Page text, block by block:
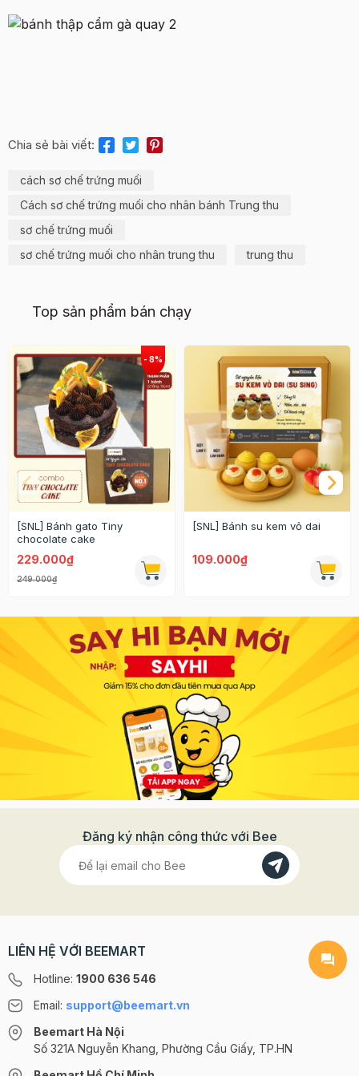
Chia sẻ bài viết:
cách sơ chế trứng muối
Cách sơ chế trứng muối cho nhân bánh Trung thu
sơ chế trứng muối
sơ chế trứng muối cho nhân trung thu
trung thu
Top sản phẩm bán chạy
[SNL] Bánh gato Tiny
chocolate cake
229.000₫
249.000₫
[SNL] Bánh su kem vỏ dai
109.000₫
Đăng ký nhận công thức với Bee
LIÊN HỆ VỚI BEEMART
Hotline: 1900 636 546
Email: support@beemart.vn
Beemart Hà Nội
Số 321A Nguyễn Khang, Phường Cầu Giấy, TP.HN